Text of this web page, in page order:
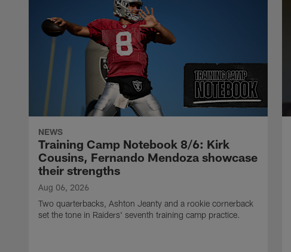
NEWS
Training Camp Notebook 8/6: Kirk
Cousins, Fernando Mendoza showcase
their strengths
Aug 06, 2026
Two quarterbacks, Ashton Jeanty and a rookie cornerback
set the tone in Raiders' seventh training camp practice.